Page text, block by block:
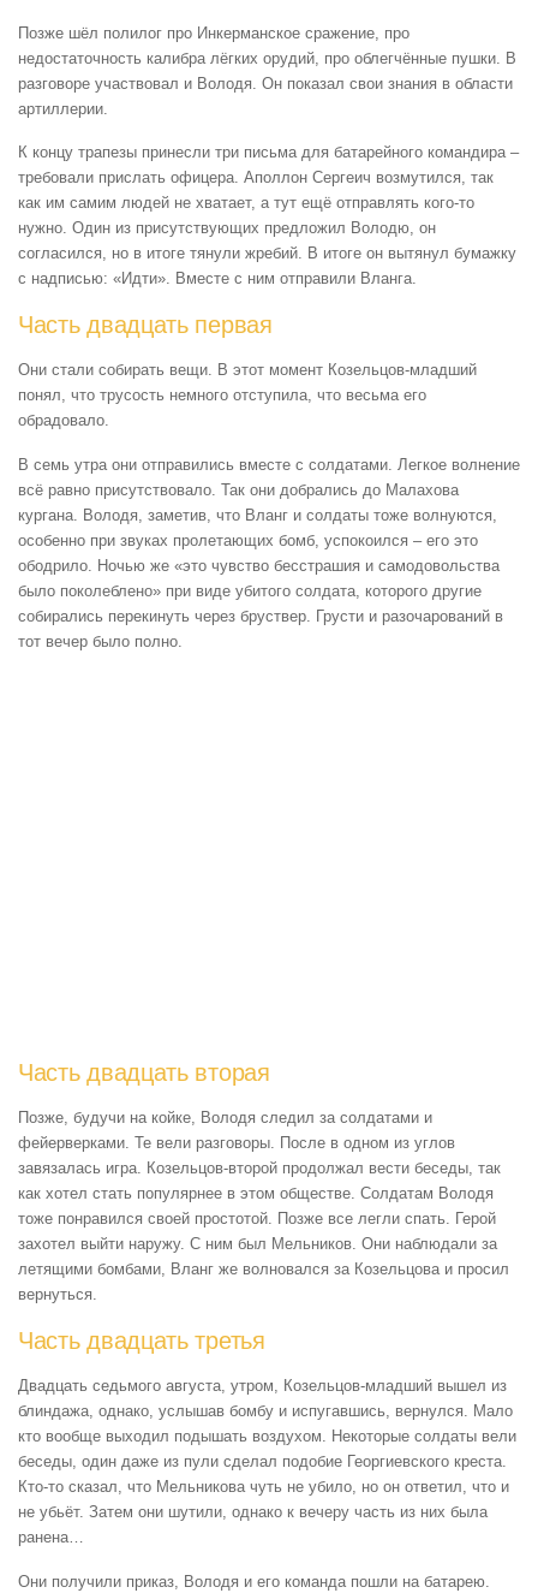
Позже шёл полилог про Инкерманское сражение, про
недостаточность калибра лёгких орудий, про облегчённые пушки. В
разговоре участвовал и Володя. Он показал свои знания в области
артиллерии.
К концу трапезы принесли три письма для батарейного командира –
требовали прислать офицера. Аполлон Сергеич возмутился, так
как им самим людей не хватает, а тут ещё отправлять кого-то
нужно. Один из присутствующих предложил Володю, он
согласился, но в итоге тянули жребий. В итоге он вытянул бумажку
с надписью: «Идти». Вместе с ним отправили Вланга.
Часть двадцать первая
Они стали собирать вещи. В этот момент Козельцов-младший
понял, что трусость немного отступила, что весьма его
обрадовало.
В семь утра они отправились вместе с солдатами. Легкое волнение
всё равно присутствовало. Так они добрались до Малахова
кургана. Володя, заметив, что Вланг и солдаты тоже волнуются,
особенно при звуках пролетающих бомб, успокоился – его это
ободрило. Ночью же «это чувство бесстрашия и самодовольства
было поколеблено» при виде убитого солдата, которого другие
собирались перекинуть через бруствер. Грусти и разочарований в
тот вечер было полно.
Часть двадцать вторая
Позже, будучи на койке, Володя следил за солдатами и
фейерверками. Те вели разговоры. После в одном из углов
завязалась игра. Козельцов-второй продолжал вести беседы, так
как хотел стать популярнее в этом обществе. Солдатам Володя
тоже понравился своей простотой. Позже все легли спать. Герой
захотел выйти наружу. С ним был Мельников. Они наблюдали за
летящими бомбами, Вланг же волновался за Козельцова и просил
вернуться.
Часть двадцать третья
Двадцать седьмого августа, утром, Козельцов-младший вышел из
блиндажа, однако, услышав бомбу и испугавшись, вернулся. Мало
кто вообще выходил подышать воздухом. Некоторые солдаты вели
беседы, один даже из пули сделал подобие Георгиевского креста.
Кто-то сказал, что Мельникова чуть не убило, но он ответил, что и
не убьёт. Затем они шутили, однако к вечеру часть из них была
ранена…
Они получили приказ, Володя и его команда пошли на батарею.